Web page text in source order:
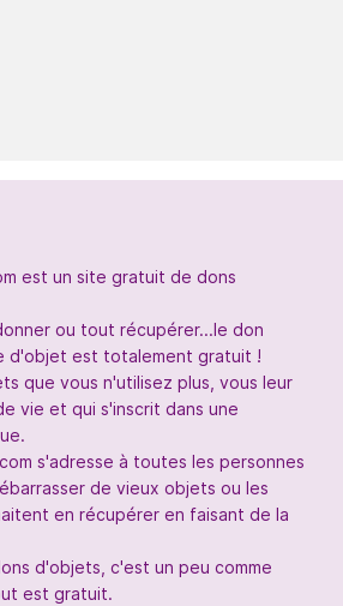
est un site gratuit de dons
ou tout récupérer...le don
d'objet est totalement gratuit !
que vous n'utilisez plus, vous leur
vie et qui s'inscrit dans une
s'adresse à toutes les personnes
de vieux objets ou les
en récupérer en faisant de la
d'objets, c'est un peu comme
est gratuit.